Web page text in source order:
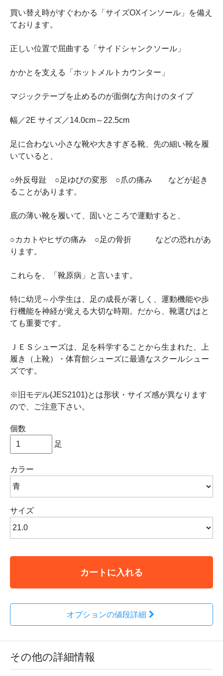
買い替え時がすぐわかる「サイズOXインソール」を備え
ております。
正しい位置で屈曲する「サイドシャンクソール」
かかとを支える「ホットメルトカウンター」
マジックテープを止めるのが面倒な方向けのタイプ
幅／2E サイズ／14.0cm～22.5cm
足に合わない小さな靴や大きすぎる靴、先の細い靴を履
いていると、
○外反母趾 ○足ゆびの変形 ○爪の痛み などが起き
ることがあります。
底の薄い靴を履いて、固いところで運動すると、
○カカトやヒザの痛み ○足の骨折 などの恐れがあ
ります。
これらを、「靴原病」と言います。
特に幼児～小学生は、足の成長が著しく、運動機能や歩
行機能を神経が覚える大切な時期。だから、靴選びはと
ても重要です。
ＪＥＳシューズは、足を科学することから生まれた、上
履き（上靴）・体育館シューズに最適なスクールシュー
ズです。
※旧モデル(JES2101)とは形状・サイズ感が異なります
ので、ご注意下さい。
個数
足
カラー
サイズ
カートに入れる
オプションの値段詳細
その他の詳細情報